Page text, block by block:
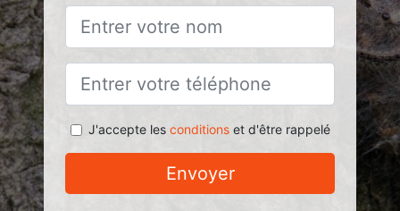
J'accepte les conditionset d'être rappelé
Envoyer